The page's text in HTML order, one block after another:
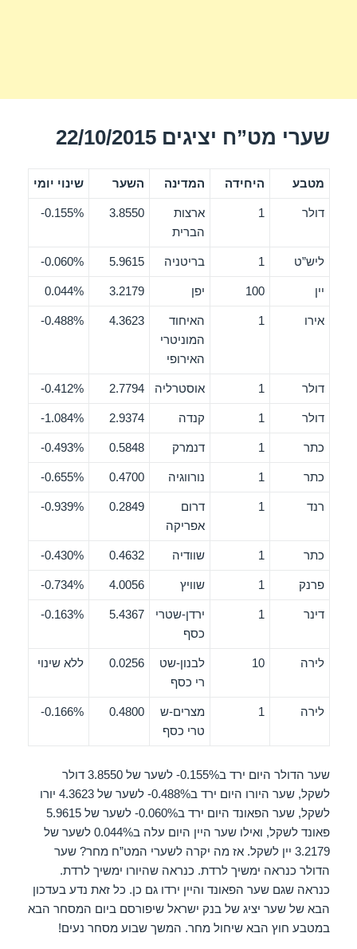
שערי מט”ח יציגים 22/10/2015
מטבע היחידה המדינה השער שינוי יומי
דולר 1
ארצות
הברית
3.8550
0.155%-
ליש”ט 1 בריטניה 5.9615
0.060%-
יין 100 יפן 3.2179
0.044%
אירו 1
האיחוד
המוניטרי
האירופי
4.3623
0.488%-
דולר 1 אוסטרליה 2.7794
0.412%-
דולר 1 קנדה 2.9374
1.084%-
כתר 1 דנמרק 0.5848
0.493%-
כתר 1 נורווגיה 0.4700
0.655%-
רנד 1
דרום
אפריקה
0.2849
0.939%-
כתר 1 שוודיה 0.4632
0.430%-
פרנק 1 שוויץ 4.0056
0.734%-
דינר 1
ירדן-שטרי
כסף
5.4367
0.163%-
לירה 10
לבנון-שט
רי כסף
0.0256 ללא שינוי
לירה 1
מצרים-ש
טרי כסף
0.4800
0.166%-
שער הדולר היום ירד ב0.155%- לשער של 3.8550 דולר
לשקל, שער היורו היום ירד ב0.488%- לשער של 4.3623 יורו
לשקל, שער הפאונד היום ירד ב0.060%- לשער של 5.9615
פאונד לשקל, ואילו שער היין היום עלה ב0.044% לשער של
3.2179 יין לשקל. אז מה יקרה לשערי המט”ח מחר?
שער
הדולר כנראה ימשיך לרדת. כנראה שהיורו ימשיך לרדת.
כנראה שגם שער הפאונד והיין ירדו גם כן. כל זאת נדע בעדכון
הבא של שער יציג של בנק ישראל שיפורסם ביום המסחר הבא
במטבע חוץ הבא שיחול מחר. המשך שבוע מסחר נעים!